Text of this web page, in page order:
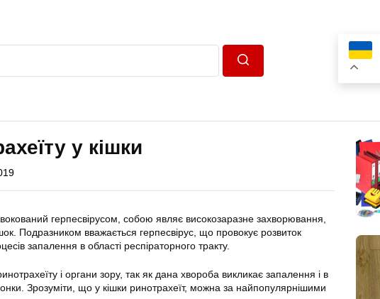
у кішки
герпесвірусом, собою являє високозаразне захворювання,
Подразником вважається герпесвірус, що провокує розвиток
запалення в області респіраторного тракту.
і органи зору, так як дана хвороба викликає запалення і в
Зрозуміти, що у кішки ринотрахеїт, можна за найпопулярнішими